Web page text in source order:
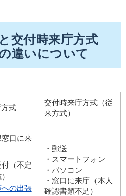
交付時来庁方式
違いについて
式
交付時来庁方式（従
来方式）
口に来
（不定
の出張
・郵送
・スマートフォン
・パソコン
・窓口に来庁（本人
確認書類不足）